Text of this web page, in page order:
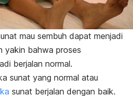
mau sembuh dapat menjadi
yakin bahwa proses
berjalan normal.
sunat yang normal atau
sunat berjalan dengan baik.